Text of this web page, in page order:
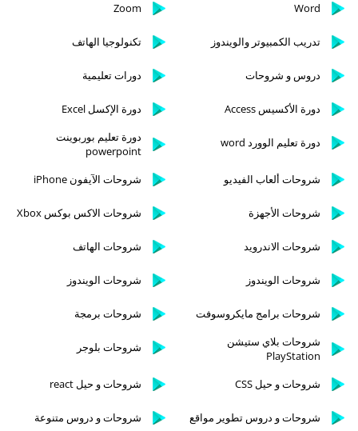
Word
Zoom
تدريب الكمبيوتر والويندوز تكنولوجيا الهاتف
دروس و شروحات دورات تعليمية
دورة الأكسيس Access دورة الإكسل Excel
دورة تعليم الوورد word
دورة تعليم بوربوينت
powerpoint
شروحات ألعاب الفيديو
شروحات الآيفون iPhone
شروحات الأجهزة شروحات الاكس بوكس Xbox
شروحات الاندرويد شروحات الهاتف
شروحات الويندوز شروحات الويندوز
شروحات برامج مايكروسوفت
شروحات برمجة
شروحات بلاي ستيشن
PlayStation
شروحات بلوجر
شروحات و حيل CSS شروحات و حيل react
شروحات و دروس تطوير مواقع شروحات و دروس متنوعة